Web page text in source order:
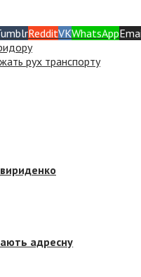
RedditVKWhatsApp
рух транспорту
адресну